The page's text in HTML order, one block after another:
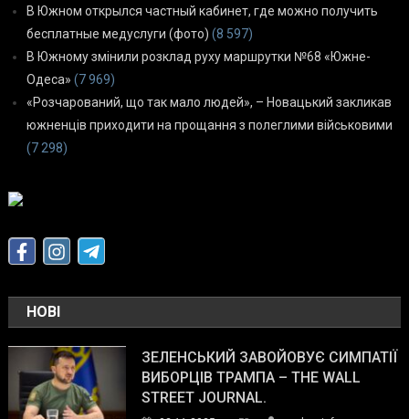
В Южном открылся частный кабинет, где можно получить
бесплатные медуслуги (фото) (8 597)
В Южному змінили розклад руху маршрутки №68 «Южне-
Одеса» (7 969)
«Розчарований, що так мало людей», – Новацький закликав
южненців приходити на прощання з полеглими військовими
(7 298)
НОВІ
ЗЕЛЕНСЬКИЙ ЗАВОЙОВУЄ СИМПАТІЇ
ВИБОРЦІВ ТРАМПА – THE WALL
STREET JOURNAL.